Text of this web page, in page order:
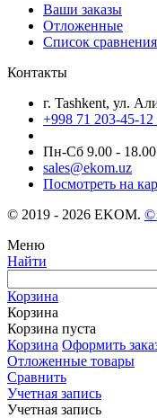
Ваши заказы
Отложенные
Список сравнения
Контакты
г. Tashkent, ул.
+998 71 203-45-
Пн-Cб 9.00 - 18.00
sales@ekom.uz
Посмотреть на
© 2019 - 2026 EKOM. ©
Меню
Найти
Корзина
Корзина
Корзина пуста
Корзина Оформить
Отложенные товары
Сравнить
Учетная запись
Учетная запись